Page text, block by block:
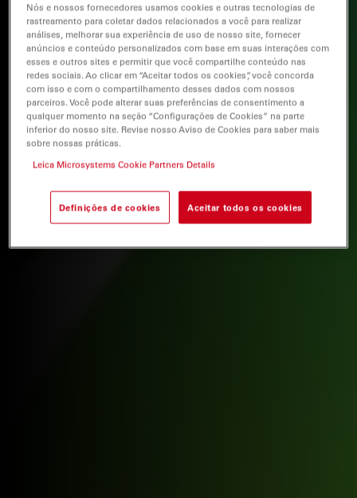
Nós e nossos fornecedores usamos cookies e outras tecnologias de
rastreamento para coletar dados relacionados a você para realizar
análises, melhorar sua experiência de uso de nosso site, fornecer
anúncios e conteúdo personalizados com base em suas interações com
esses e outros sites e permitir que você compartilhe conteúdo nas
redes sociais. Ao clicar em “Aceitar todos os cookies”, você concorda
com isso e com o compartilhamento desses dados com nossos
parceiros. Você pode alterar suas preferências de consentimento a
qualquer momento na seção “Configurações de Cookies” na parte
inferior do nosso site. Revise nosso Aviso de Cookies para saber mais
sobre nossas práticas.
Leica Microsystems Cookie Partners Details
Definições de cookies Aceitar todos os cookies